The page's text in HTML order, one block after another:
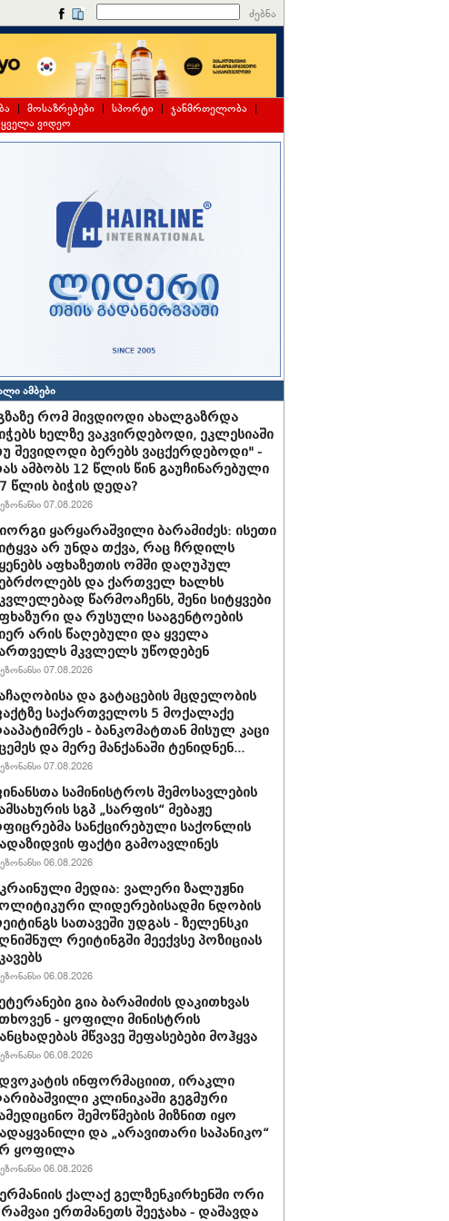
ძებნა
| მოსაზრებები | სპორტი | ჯანმრთელობა |
ყველა ვიდეო
ამბები
რომ მივდიოდი ახალგაზრდა
ხელზე ვაკვირდებოდი, ეკლესიაში
შევიდოდი ბერებს ვაცქერდებოდი" -
ამბობს 12 წლის წინ გაუჩინარებული
წლის ბიჭის დედა?
07.08.2026
ყარყარაშვილი ბარამიძეს: ისეთი
არ უნდა თქვა, რაც ჩრდილს
აფხაზეთის ომში დაღუპულ
და ქართველ ხალხს
წარმოაჩენს, შენი სიტყვები
და რუსული სააგენტოების
არის წაღებული და ყველა
მკვლელს უწოდებენ
07.08.2026
და გატაცების მცდელობის
საქართველოს 5 მოქალაქე
- ბანკომატთან მისულ კაცი
და მერე მანქანაში ტენიდნენ...
07.08.2026
სამინისტროს შემოსავლების
სგპ „სარფის“ მებაჟე
სანქცირებული საქონლის
ფაქტი გამოავლინეს
06.08.2026
მედია: ვალერი ზალუჟნი
ლიდერებისადმი ნდობის
სათავეში უდგას - ზელენსკი
რეიტინგში მეექვსე პოზიციას
06.08.2026
გია ბარამიძის დაკითხვას
- ყოფილი მინისტრის
მწვავე შეფასებები მოჰყვა
06.08.2026
ინფორმაციით, ირაკლი
კლინიკაში გეგმური
შემოწმების მიზნით იყო
და „არავითარი საპანიკო“
ყოფილა
06.08.2026
ქალაქ გელზენკირხენში ორი
ერთმანეთს შეეჯახა - დაშავდა